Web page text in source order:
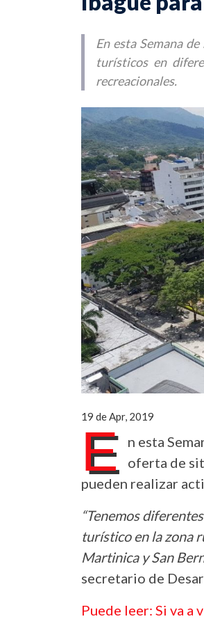
En esta Semana
turísticos en
recreacionales.
19 de Apr, 2019
E
n esta
oferta de
pueden realizar
“Tenemos
turístico en la zona
Martinica y San
secretario de
Puede leer: Si va a